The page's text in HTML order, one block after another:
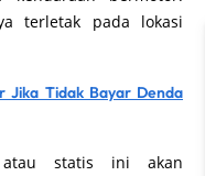
terletak pada lokasi
Jika Tidak Bayar Denda
statis ini akan